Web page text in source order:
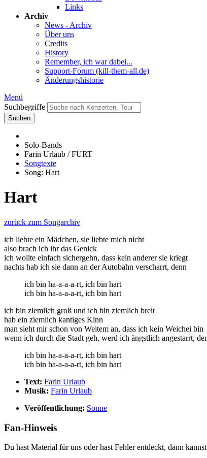
Links
Archiv
News - Archiv
Über uns
Credits
History
Remember, ich war dabei...
Support-Forum (kill-them-all.de)
Änderungshistorie
Menü
Suchbegriffe
Suchen
Solo-Bands
Farin Urlaub / FURT
Songtexte
Song: Hart
Hart
zurück zum Songarchiv
ich liebte ein Mädchen, sie liebte mich nicht
also brach ich ihr das Genick
ich wollte einfach sichergehn, dass kein anderer sie kriegt
nachts hab ich sie dann an der Autobahn verscharrt, denn
ich bin ha-a-a-a-rt, ich bin hart
ich bin ha-a-a-a-rt, ich bin hart
ich bin ziemlich groß und ich bin ziemlich breit
hab ein ziemlich kantiges Kinn
man sieht mir schon von Weitem an, dass ich kein Weichei bin
wenn ich durch die Stadt geh, werd ich ängstlich angestarrt,
ich bin ha-a-a-a-rt, ich bin hart
ich bin ha-a-a-a-rt, ich bin hart
Text: Farin Urlaub
Musik: Farin Urlaub
Veröffentlichung: Sonne
Fan-Hinweis
Du hast Material für uns oder hast Fehler entdeckt, dann